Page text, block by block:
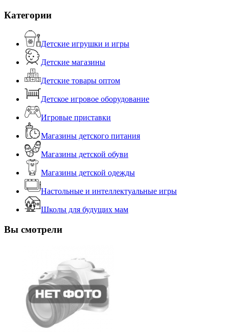
Категории
Детские игрушки и игры
Детские магазины
Детские товары оптом
Детское игровое оборудование
Игровые приставки
Магазины детского питания
Магазины детской обуви
Магазины детской одежды
Настольные и интеллектуальные игры
Школы для будущих мам
Вы смотрели